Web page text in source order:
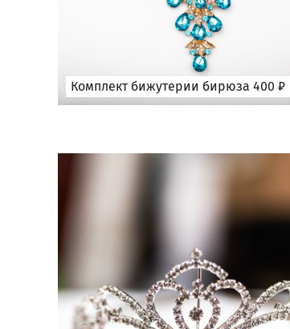
Комплект бижутерии бирюза 400 ₽